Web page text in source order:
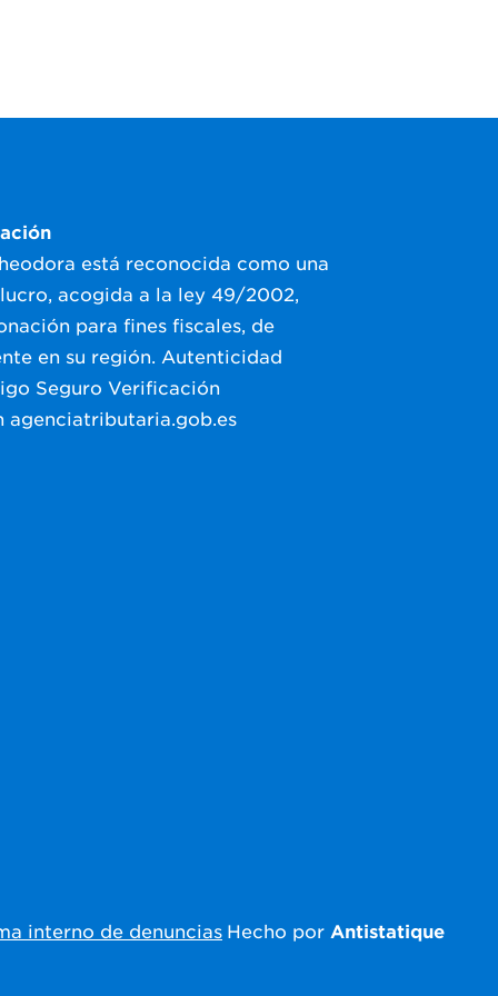
está reconocida como una
acogida a la ley 49/2002,
para fines fiscales, de
en su región. Autenticidad
Seguro Verificación
agenciatributaria.gob.es
interno de denuncias Hecho por Antistatique